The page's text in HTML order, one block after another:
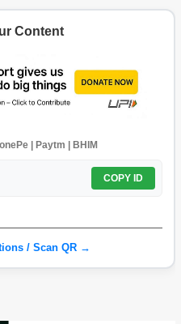
Content
| Paytm | BHIM
COPY ID
/ Scan QR →